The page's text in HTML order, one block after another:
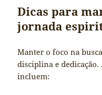
Dicas para
jornada
Manter o foco na
disciplina e
incluem: